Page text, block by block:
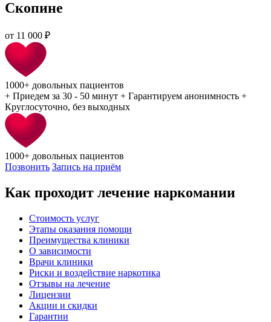
Скопине
от 11 000 ₽
1000+ довольных пациентов
+ Приедем за 30 - 50 минут + Гарантируем анонимность +
Круглосуточно, без выходных
1000+ довольных пациентов
Позвонить Запись на приём
Как проходит лечение наркомании
Стоимость услуг
Этапы оказания помощи
Преимущества клиники
О зависимости
Врачи клиники
Риски и воздействие наркотика
Отзывы на лечение
Лицензии
Акции и скидки
Гарантии